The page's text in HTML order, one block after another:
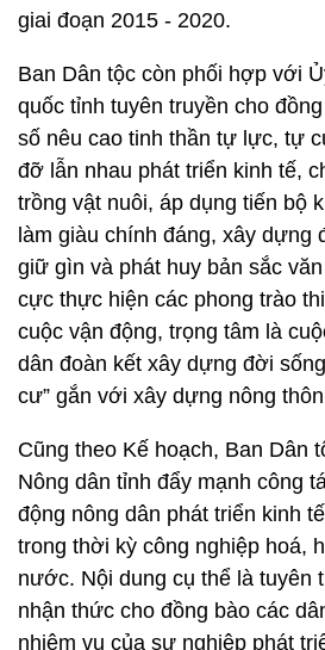
giai đoạn 2015 - 2020.
Ban Dân tộc còn phối hợp với
quốc tỉnh tuyên truyền cho
số nêu cao tinh thần tự lực, tự
đỡ lẫn nhau phát triển kinh tế,
trồng vật nuôi, áp dụng tiến bộ
làm giàu chính đáng, xây dựng
giữ gìn và phát huy bản sắc
cực thực hiện các phong trào
cuộc vận động, trọng tâm là
dân đoàn kết xây dựng đời
cư” gắn với xây dựng nông
Cũng theo Kế hoạch, Ban Dân
Nông dân tỉnh đẩy mạnh công
động nông dân phát triển kinh
trong thời kỳ công nghiệp hoá,
nước. Nội dung cụ thể là tuyên
nhận thức cho đồng bào các
nhiệm vụ của sự nghiệp phát